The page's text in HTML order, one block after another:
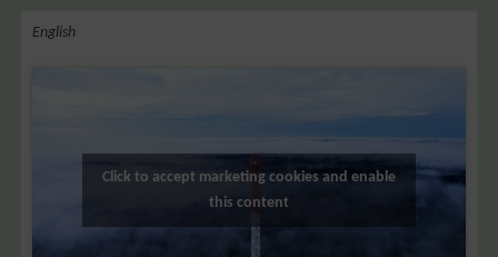
English
Click to accept marketing cookies and enable
this content